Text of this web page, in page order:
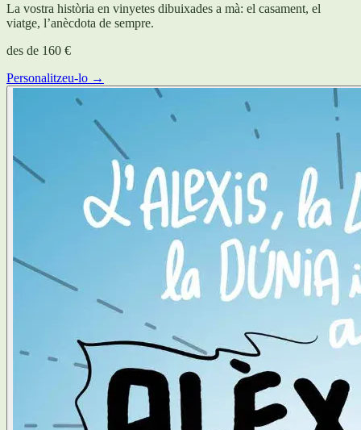
La vostra història en vinyetes dibuixades a mà: el casament, el
viatge, l’anècdota de sempre.
des de 160 €
Personalitzeu-lo →